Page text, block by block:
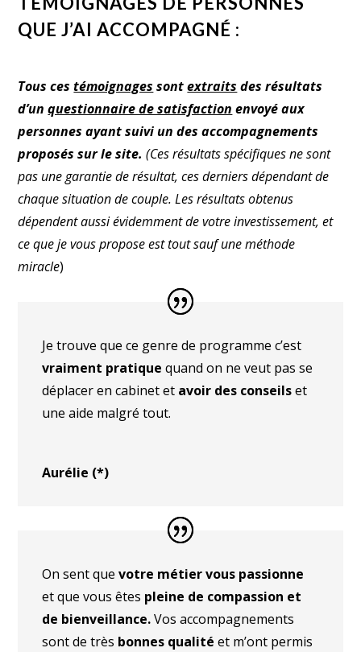
QUE J’AI ACCOMPAGNÉ :
Tous cestémoignages sontextraits des résultats
d’unquestionnaire de satisfaction envoyé aux
personnes ayant suivi un des accompagnements
proposés sur le site.(Ces résultats spécifiques ne sont
pas une garantie de résultat, ces derniers dépendant de
chaque situation de couple. Les résultats obtenus
dépendent aussi évidemment de votre investissement, et
ce que je vous propose est tout sauf une méthode
miracle)
Je trouve que ce genre de programme c’est
vraiment pratique quand on ne veut pas se
déplacer en cabinet et avoir des conseilset
une aide malgré tout.
Aurélie (*)
On sent quevotre métier vous passionne
et que vous êtes pleine de compassion et
de bienveillance.Vos accompagnements
sont de très bonnes qualité et m’ont permis